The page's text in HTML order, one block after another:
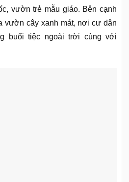
vườn trẻ mẫu giáo. Bên cạnh
vườn cây xanh mát, nơi cư dân
buổi tiệc ngoài trời cùng với